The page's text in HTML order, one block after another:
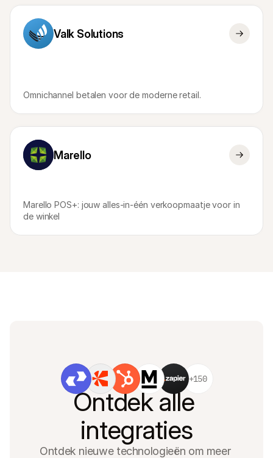
Valk Solutions
Omnichannel betalen voor de moderne retail.
Marello
Marello POS+: jouw alles-in-één verkoopmaatje voor in
de winkel
+150
Ontdek alle
integraties
Ontdek nieuwe technologieën om meer